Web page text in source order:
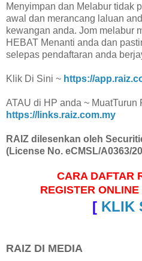
Menyimpan dan Melabur tidak
awal dan merancang laluan
kewangan anda. Jom melabur
HEBAT Menanti anda dan
selepas pendaftaran anda
Klik Di Sini ~ https://
ATAU di HP anda ~ MuatTurun
https://links.raiz.com.my
RAIZ dilesenkan oleh
(License No. eCMSL/A0363/
CARA DAFTAR
REGISTER
[ KLIK
RAIZ DI MEDIA